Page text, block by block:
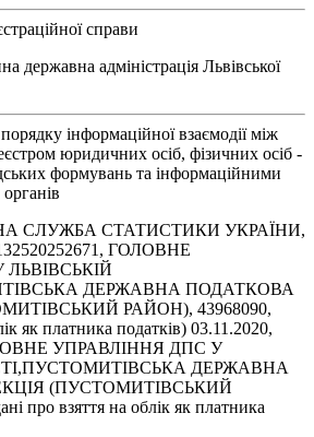
справи
державна адміністрація Львівської
інформаційної взаємодії між
юридичних осіб, фізичних осіб -
формувань та інформаційними
СЛУЖБА СТАТИСТИКИ УКРАЇНИ,
ГОЛОВНЕ
ДЕРЖАВНА ПОДАТКОВА
РАЙОН), 43968090,
як платника податків) 03.11.2020,
УПРАВЛІННЯ ДПС У
ДЕРЖАВНА
(ПУСТОМИТІВСЬКИЙ
про взяття на облік як платника